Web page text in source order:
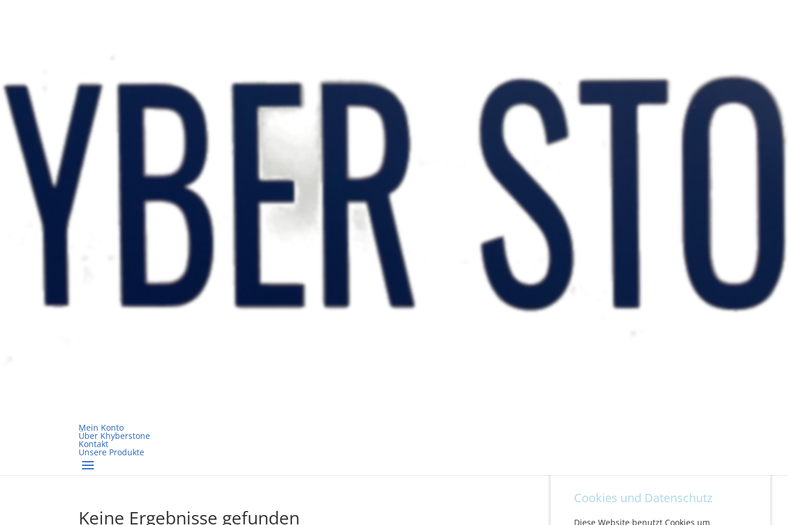
Mein Konto
Über Khyberstone
Kontakt
Unsere Produkte
Keine Ergebnisse gefunden
Cookies und Datenschutz
Diese Website benutzt Cookies um